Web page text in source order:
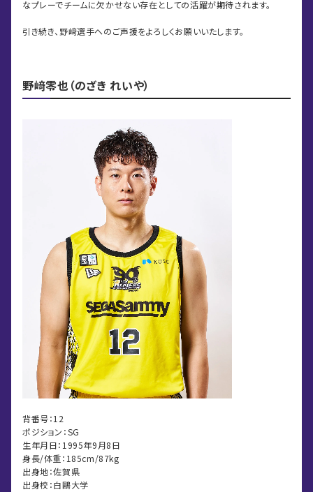
なプレーでチームに欠かせない存在としての活躍が期待されます。
引き続き、野﨑選手へのご声援をよろしくお願いいたします。
野﨑零也（のざき れいや）
背番号：12
ポジション：SG
生年月日：1995年9月8日
身長/体重：185cm/87kg
出身地：佐賀県
出身校：白鷗大学